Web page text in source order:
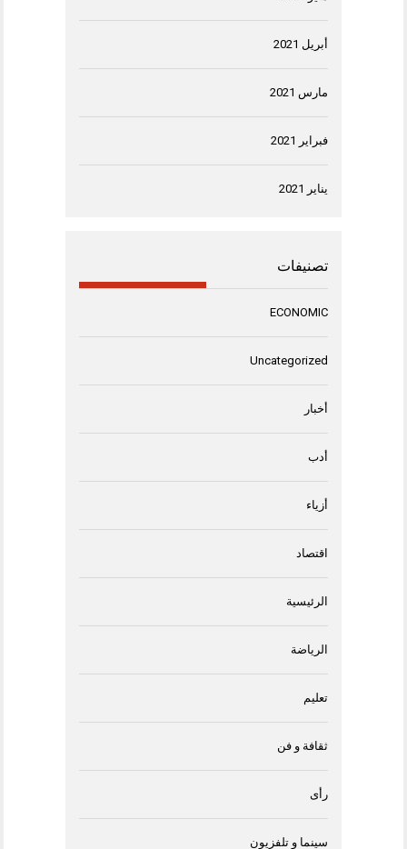
أبريل 2021
مارس 2021
فبراير 2021
يناير 2021
تصنيفات
ECONOMIC
Uncategorized
أخبار
أدب
أزياء
اقتصاد
الرئيسية
الرياضة
تعليم
ثقافة و فن
رأى
سينما و تلفزيون